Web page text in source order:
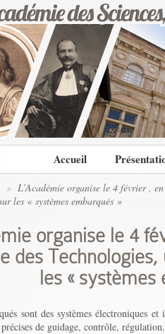
Accueil
» L’Académie organise le 4 février ,
les « systèmes embarqués »
organise le 4
des
les « systèmes
sont des systèmes électroniques
précises de guidage, contrôle, régulation.